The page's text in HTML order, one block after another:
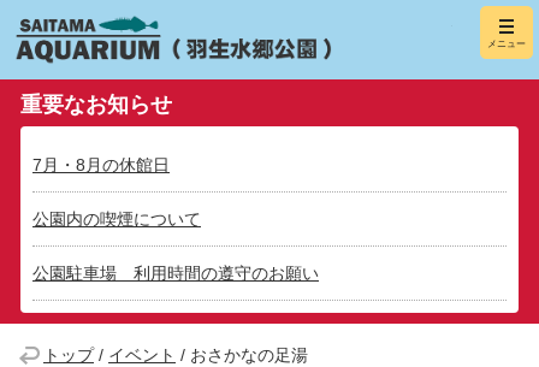
羽生水郷
（さいたま水
メニュー
重要なお知らせ
7月・8月の休館日
公園内の喫煙について
公園駐車場 利用時間の遵守のお願い
トップ/ イベント / おさかなの足湯